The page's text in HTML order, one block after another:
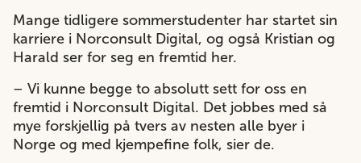
Mange tidligere sommerstudenter har startet sin
karriere i Norconsult Digital, og også Kristian og
Harald ser for seg en fremtid her.
– Vi kunne begge to absolutt sett for oss en
fremtid i Norconsult Digital. Det jobbes med så
mye forskjellig på tvers av nesten alle byer i
Norge og med kjempefine folk, sier de.